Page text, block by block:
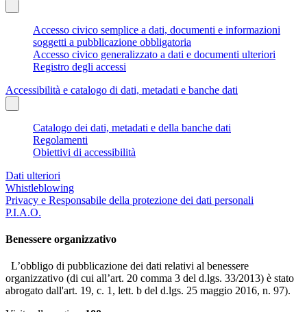
Accesso civico semplice a dati, documenti e informazioni
soggetti a pubblicazione obbligatoria
Accesso civico generalizzato a dati e documenti ulteriori
Registro degli accessi
Accessibilità e catalogo di dati, metadati e banche dati
Catalogo dei dati, metadati e della banche dati
Regolamenti
Obiettivi di accessibilità
Dati ulteriori
Whistleblowing
Privacy e Responsabile della protezione dei dati personali
P.I.A.O.
Benessere organizzativo
L’obbligo di pubblicazione dei dati relativi al benessere
organizzativo (di cui all’art. 20 comma 3 del d.lgs. 33/2013) è stato
abrogato dall'art. 19, c. 1, lett. b del d.lgs. 25 maggio 2016, n. 97).